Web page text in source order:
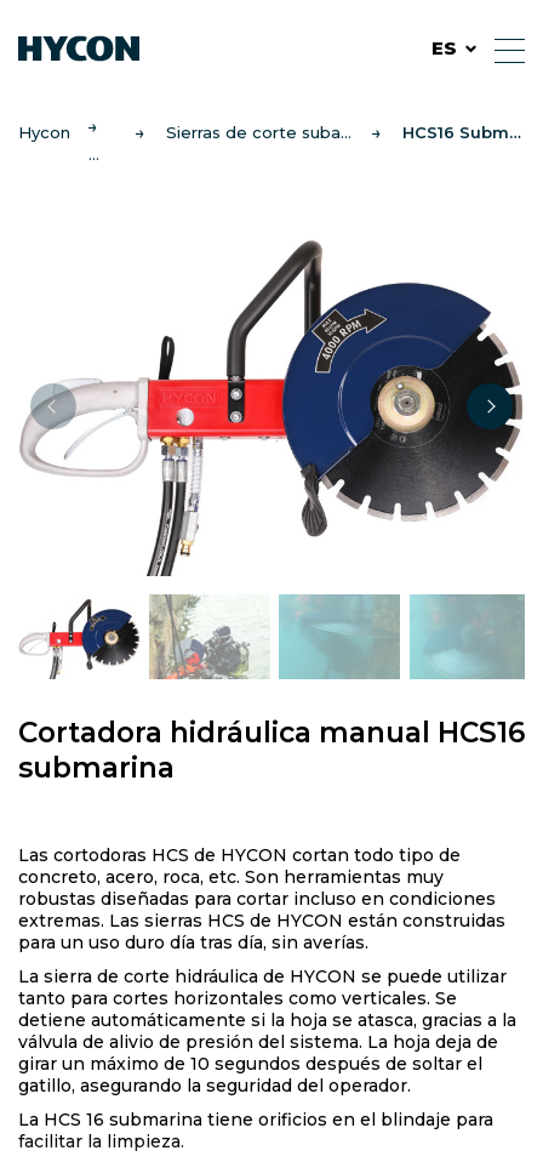
ES
Hycon Sierras de corte subacuáticas HCS16 Submarinos
Cortadora hidráulica manual HCS16
submarina
Las cortodoras HCS de HYCON cortan todo tipo de
concreto, acero, roca, etc. Son herramientas muy
robustas diseñadas para cortar incluso en condiciones
extremas. Las sierras HCS de HYCON están construidas
para un uso duro día tras día, sin averías.
La sierra de corte hidráulica de HYCON se puede utilizar
tanto para cortes horizontales como verticales. Se
detiene automáticamente si la hoja se atasca, gracias a la
válvula de alivio de presión del sistema. La hoja deja de
girar un máximo de 10 segundos después de soltar el
gatillo, asegurando la seguridad del operador.
La HCS 16 submarina tiene orificios en el blindaje para
facilitar la limpieza.